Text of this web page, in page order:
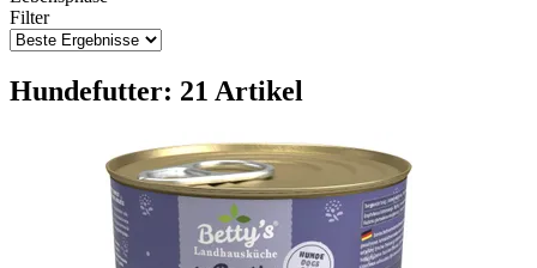
Filter
Hundefutter: 21 Artikel